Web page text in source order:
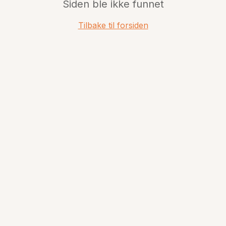
Siden ble ikke funnet
Tilbake til forsiden